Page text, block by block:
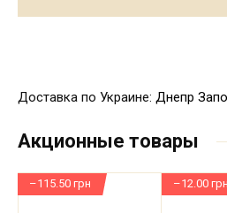
Доставка по Украине: Днепр
Акционные товары
–115.50 грн –12.00 грн